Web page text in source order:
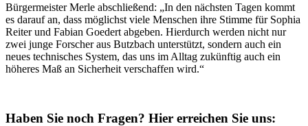
Bürgermeister Merle abschließend: „In den nächsten Tagen kommt
es darauf an, dass möglichst viele Menschen ihre Stimme für Sophia
Reiter und Fabian Goedert abgeben. Hierdurch werden nicht nur
zwei junge Forscher aus Butzbach unterstützt, sondern auch ein
neues technisches System, das uns im Alltag zukünftig auch ein
höheres Maß an Sicherheit verschaffen wird.“
Haben Sie noch Fragen? Hier erreichen Sie uns: